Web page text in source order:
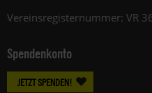
Vereinsregisternummer: VR
Spendenkonto
JETZT SPENDEN!